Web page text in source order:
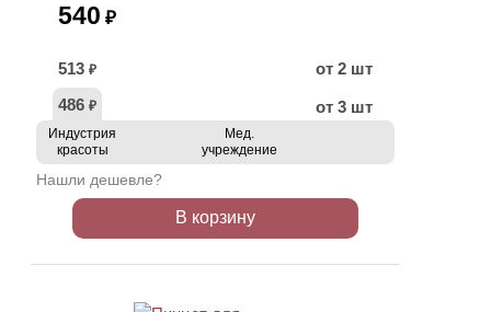
540 ₽
513 ₽
от 2 шт
486 ₽ от 3 шт
Индустрия
красоты
Мед.
учреждение
Нашли дешевле?
В корзину